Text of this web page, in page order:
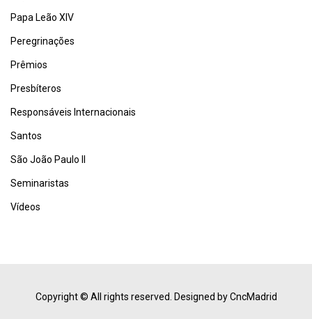
Papa Leão XIV
Peregrinações
Prêmios
Presbíteros
Responsáveis Internacionais
Santos
São João Paulo II
Seminaristas
Vídeos
Copyright © All rights reserved. Designed by CncMadrid